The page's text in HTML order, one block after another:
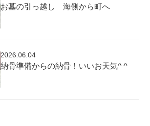
お墓の引っ越し 海側から町へ
2026.06.04
納骨準備からの納骨！いいお天気^ ^